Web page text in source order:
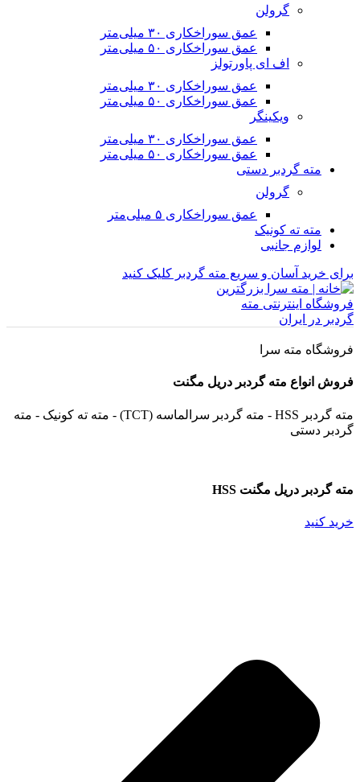
گرولن
عمق سوراخکاری ۳۰ میلی‌متر
عمق سوراخکاری ۵۰ میلی‌متر
اف ای پاورتولز
عمق سوراخکاری ۳۰ میلی‌متر
عمق سوراخکاری ۵۰ میلی‌متر
ویکینگر
عمق سوراخکاری ۳۰ میلی‌متر
عمق سوراخکاری ۵۰ میلی‌متر
مته گردبر دستی
گرولن
عمق سوراخکاری ۵ میلی‌متر
مته ته کونیک
لوازم جانبی
برای خرید آسان و سریع مته گردبر کلیک کنید
فروشگاه مته سرا
فروش انواع مته گردبر دریل مگنت
مته گردبر HSS - مته گردبر سرالماسه (TCT) - مته ته کونیک - مته
گردبر دستی
مته گردبر دریل مگنت HSS
خرید کنید